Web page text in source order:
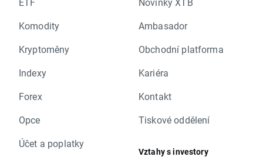
Komodity
Kryptoměny
Indexy
Forex
Opce
Účet a poplatky
Ambasador
Obchodní platforma
Kariéra
Kontakt
Tiskové oddělení
Vztahy s investory